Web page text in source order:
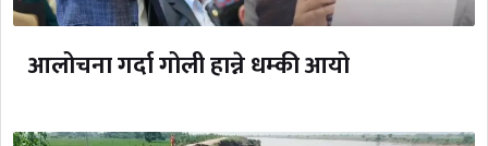
आलोचना गर्दा गोली हान्ने धम्की आयो